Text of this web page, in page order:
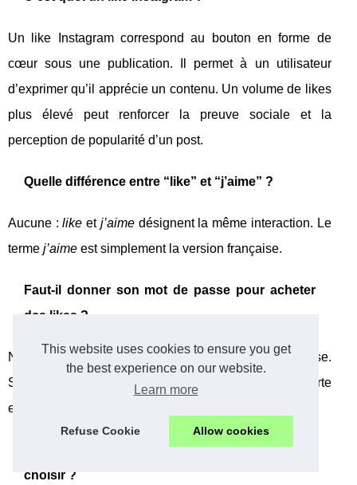
This website uses cookies to ensure you get
the best experience on our website.
Learn more
Refuse Cookie Allow cookies
Un like Instagram correspond au bouton en forme de
cœur sous une publication. Il permet à un utilisateur
d’exprimer qu’il apprécie un contenu. Un volume de likes
plus élevé peut renforcer la preuve sociale et la
perception de popularité d’un post.
Quelle différence entre “like” et “j’aime” ?
Aucune :like et j’aimedésignent la même interaction. Le
terme j’aime est simplement la version française.
Faut-il donner son mot de passe pour acheter
des likes ?
Non. Un service fiable ne demande pas de mot de passe.
Si c’est le cas, considérez cela comme un signal d’alerte
et évitez ce prestataire.
Likes ponctuels ou likes automatiques : que
choisir ?